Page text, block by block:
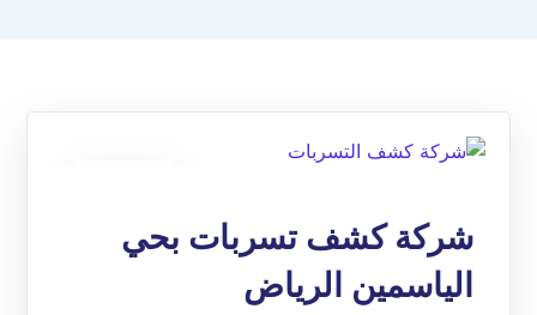
شركة كشف تسربات بحي
الياسمين الرياض